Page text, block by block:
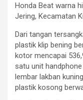
Honda Beat warna
Jering, Kecamatan
Dari tangan
plastik klip bening
kotor mencapai
satu unit
lembar lakban
plastik kosong